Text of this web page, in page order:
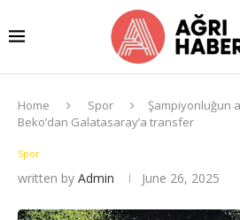
Home Spor
Şampiyonluğun
Beko’dan Galatasaray’a transfer
Spor
written by Admin June 26, 2025